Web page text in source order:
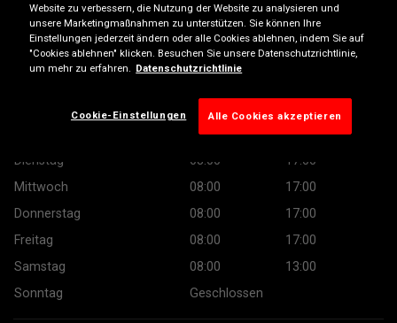
georg.gilg@duerkop.de
Besuchen Sie die Website des Händlers
08:00
17:00
Dienstag
08:00
17:00
Mittwoch
08:00
17:00
Donnerstag
08:00
17:00
Freitag
08:00
17:00
Samstag
08:00
13:00
Sonntag
Geschlossen
Website zu verbessern, die Nutzung der Website zu analysieren und
unsere Marketingmaßnahmen zu unterstützen. Sie können Ihre
Einstellungen jederzeit ändern oder alle Cookies ablehnen, indem Sie auf
"Cookies ablehnen" klicken. Besuchen Sie unsere Datenschutzrichtlinie,
um mehr zu erfahren.
Datenschutzrichtlinie
Cookie-Einstellungen Alle Cookies akzeptieren